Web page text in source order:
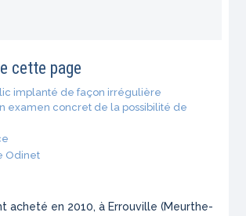
cette page
implanté de façon irrégulière
examen concret de la possibilité de
Odinet
acheté en 2010, à Errouville (Meurthe-